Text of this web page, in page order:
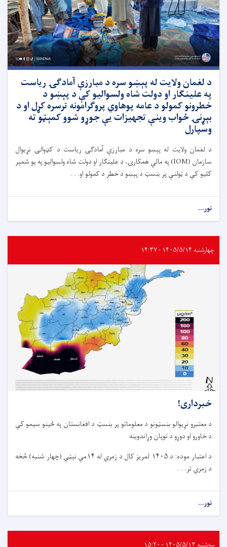
د لغمان ولایت له پېښو سره د مبارزې آمادګۍ ریاست
په علینګار او دولت شاه ولسوالیو کې د پېښو د
خطرونو کمولو د عامه پوهاوي پروګرامونه ترسره کړل او د
بېړنۍ ځواب وینې تجهیزات یې جوړو شوو کمېټو ته
وسپارل
د لغمان ولایت له پېښو سره د مبارزې آمادګۍ ریاست د کډوالۍ نړیوال
سازمان (IOM) په مالي همکارۍ، د علینګار او دولت شاه ولسوالیو په یو شمېر
کلیو کې د ټولنې پر بنسټ د پېښو د خطر د کمولو او. . .
نور...
چهارشنبه ۱۴۰۵/۵/۱۴ - ۱۴:۳۷
خبرداری!
د معتبرو نړیوالو بنسټونو د معلوماتو پر بنسټ د افغانستان په ځینو سیمو کې
د خاورو او دوړو د توپان وړاندوینه
د اعتبار موده: د ۱۴۰۵ لمریز کال د زمري له ۱۴مې نېټې (چهار شنبه) څخه
د زمري تر. . .
نور...